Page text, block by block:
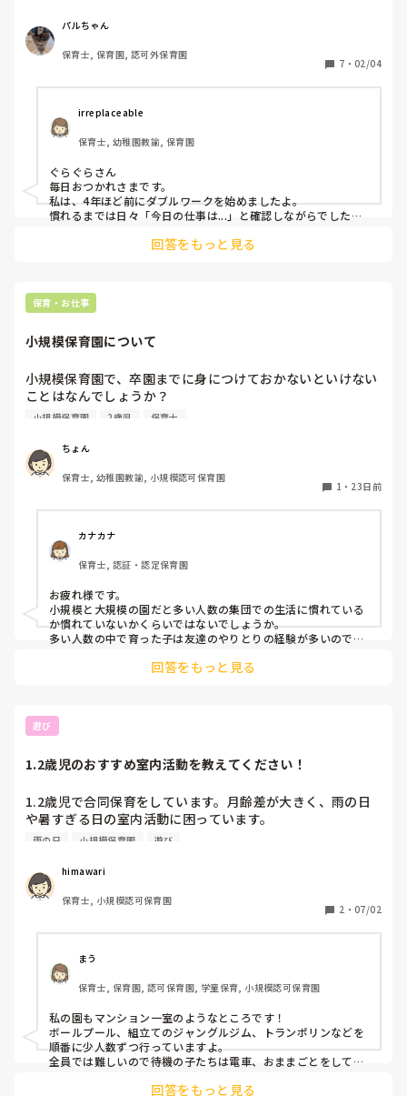
て…。でもこの歳(53歳)でダブルワークはキツイかな。休み
が合うとは限らないし(保育園は日祝もあり)。保育の仕事が
キツくて、毎日辞めようかな、いやがんばって続けようかな
パルちゃん
保育士, 保育園, 認可外保育園
7 ・ 02/04
irreplaceable
保育士, 幼稚園教諭, 保育園
ぐらぐらさん
毎日おつかれさまです。
私は、4年ほど前にダブルワークを始めましたよ。
慣れるまでは日々「今日の仕事は...」と確認しながらでした
の調整もできるようになってきました！
応援しています！
回答をもっと見る
保育・お仕事
小規模保育園について
小規模保育園で、卒園までに身につけておかないといけない
ことはなんでしょうか？
そして、小規模保育園から来た子どものイメージみたいなも
小規模保育園 2歳児 保育士
ちょん
保育士, 幼稚園教諭, 小規模認可保育園
1 ・ 23日前
カナカナ
保育士, 認証・認定保育園
お疲れ様です。
小規模と大規模の園だと多い人数の集団での生活に慣れている
か慣れていないかくらいではないでしょうか。
多い人数の中で育った子は友達のやりとりの経験が多いので、
小規模だからこそ一人一人ゆったりと丁寧に関わってあげられ
回答をもっと見る
遊び
1.2歳児のおすすめ室内活動を教えてください！
1.2歳児で合同保育をしています。月齢差が大きく、雨の日
や暑すぎる日の室内活動に困っています。
体操などではぶつかってしまったり、感触遊びでは小さい子
小規模保育園、マンションの一室のためホールなどがありま
せん。
なにかおすすめの室内活動があれば教えてください。
雨の日 小規模保育園 遊び
himawari
保育士, 小規模認可保育園
2 ・ 07/02
まう
保育士, 保育園, 認可保育園, 学童保育, 小規模認可保育園
私の園もマンション一室のようなところです！
ボールプール、組立てのジャングルジム、トランポリンなどを
順番に少人数ずつ行っていますよ。
全員では難しいので待機の子たちは電車、おままごとをして待
少しでもご参考になると良いです。
回答をもっと見る